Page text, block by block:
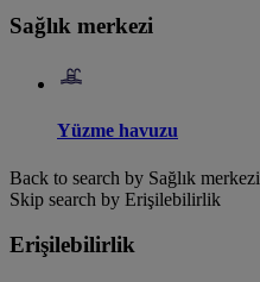
Sağlık merkezi
Yüzme havuzu
Back to search by Sağlık merkezi
Skip search by Erişilebilirlik
Erişilebilirlik